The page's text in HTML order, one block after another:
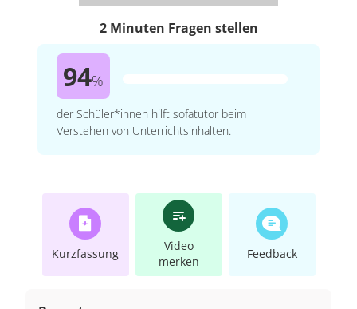
2 Minuten Fragen stellen
94%
der Schüler*innen hilft sofatutor beim
Verstehen von Unterrichtsinhalten.
Kurzfassung
Video
merken
Feedback